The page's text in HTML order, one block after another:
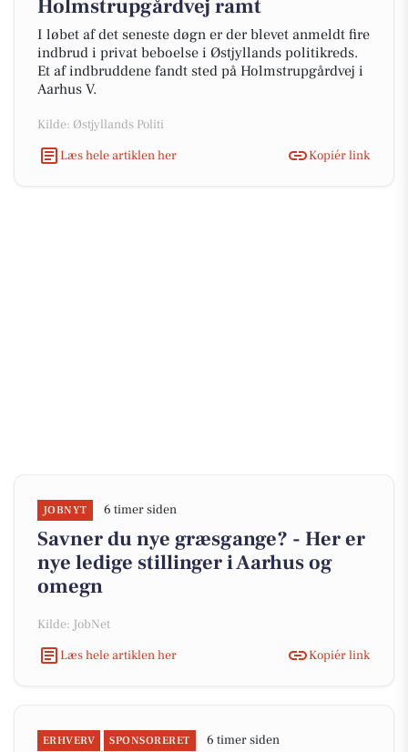
Holmstrupgårdvej ramt
I løbet af det seneste døgn er der blevet anmeldt fire
indbrud i privat beboelse i Østjyllands politikreds.
Et af indbruddene fandt sted på Holmstrupgårdvej i
Aarhus V.
Kilde: Østjyllands Politi
Læs hele artiklen her
Kopiér link
JOBNYT 6 timer siden
Savner du nye græsgange? - Her er
nye ledige stillinger i Aarhus og
omegn
Kilde: JobNet
Læs hele artiklen her
Kopiér link
ERHVERV SPONSORERET 6 timer siden